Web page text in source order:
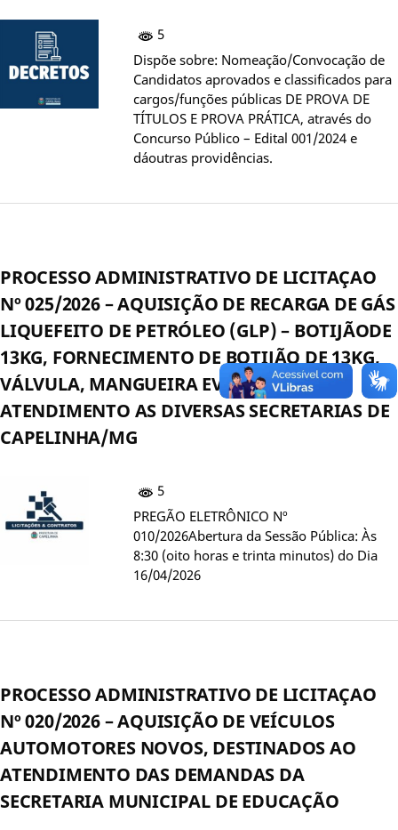
5
Dispõe sobre: Nomeação/Convocação de
Candidatos aprovados e classificados para
cargos/funções públicas DE PROVA DE
TÍTULOS E PROVA PRÁTICA, através do
Concurso Público – Edital 001/2024 e
dáoutras providências.
PROCESSO ADMINISTRATIVO DE LICITAÇAO
Nº 025/2026 – AQUISIÇÃO DE RECARGA DE GÁS
LIQUEFEITO DE PETRÓLEO (GLP) – BOTIJÃODE
13KG, FORNECIMENTO DE BOTIJÃO DE 13KG,
VÁLVULA, MANGUEIRA EVASILHAME EM
ATENDIMENTO AS DIVERSAS SECRETARIAS DE
CAPELINHA/MG
5
PREGÃO ELETRÔNICO Nº
010/2026Abertura da Sessão Pública: Às
8:30 (oito horas e trinta minutos) do Dia
16/04/2026
PROCESSO ADMINISTRATIVO DE LICITAÇAO
Nº 020/2026 – AQUISIÇÃO DE VEÍCULOS
AUTOMOTORES NOVOS, DESTINADOS AO
ATENDIMENTO DAS DEMANDAS DA
SECRETARIA MUNICIPAL DE EDUCAÇÃO